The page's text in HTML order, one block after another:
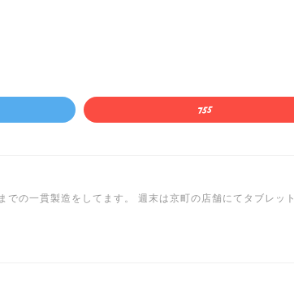
の一貫製造をしてます。 週末は京町の店舗にてタブレット